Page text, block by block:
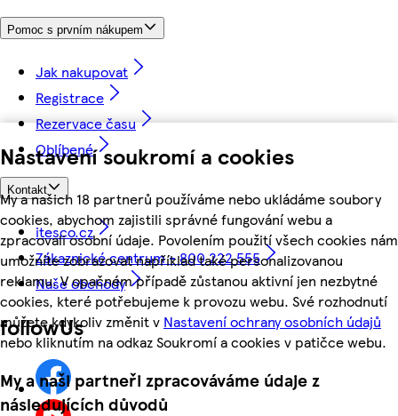
Nastavení soukromí a cookies
My a našich 18 partnerů používáme nebo ukládáme soubory
cookies, abychom zajistili správné fungování webu a
zpracovali osobní údaje. Povolením použití všech cookies nám
umožníte zobrazovat například také personalizovanou
reklamu. V opačném případě zůstanou aktivní jen nezbytné
cookies, které potřebujeme k provozu webu. Své rozhodnutí
můžete kdykoliv změnit v Nastavení ochrany osobních údajů
nebo kliknutím na odkaz Soukromí a cookies v patičce webu.
My a naši partneři zpracováváme údaje z
následujících důvodů
Pomoc s prvním nákupem
Jak nakupovat
Registrace
Rezervace času
Oblíbené
Kontakt
itesco.cz
Zákaznické centrum - 800 222 555
Naše obchody
followUs